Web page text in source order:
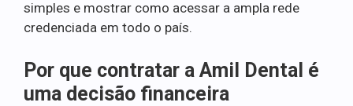
simples e mostrar como acessar a ampla rede
credenciada em todo o país.
Por que contratar a Amil Dental é
uma decisão financeira